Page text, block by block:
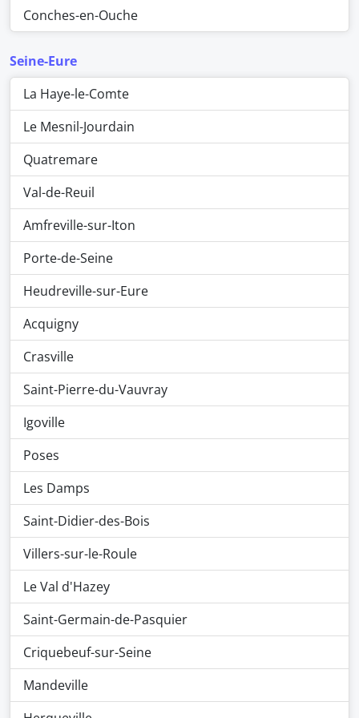
Conches-en-Ouche
Seine-Eure
La Haye-le-Comte
Le Mesnil-Jourdain
Quatremare
Val-de-Reuil
Amfreville-sur-Iton
Porte-de-Seine
Heudreville-sur-Eure
Acquigny
Crasville
Saint-Pierre-du-Vauvray
Igoville
Poses
Les Damps
Saint-Didier-des-Bois
Villers-sur-le-Roule
Le Val d'Hazey
Saint-Germain-de-Pasquier
Criquebeuf-sur-Seine
Mandeville